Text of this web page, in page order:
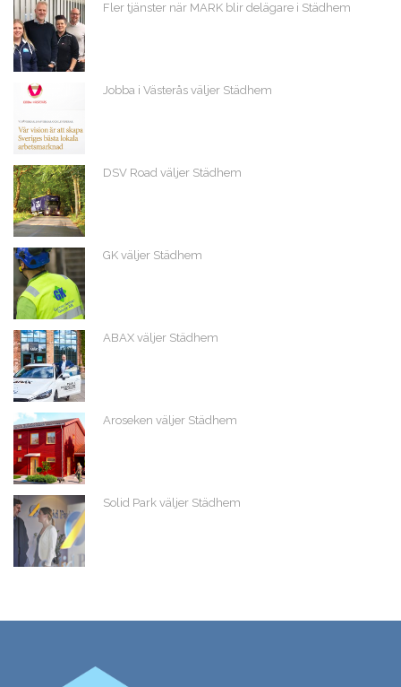
Fler tjänster när MARK blir delägare i Städhem
Jobba i Västerås väljer Städhem
DSV Road väljer Städhem
GK väljer Städhem
ABAX väljer Städhem
Aroseken väljer Städhem
Solid Park väljer Städhem